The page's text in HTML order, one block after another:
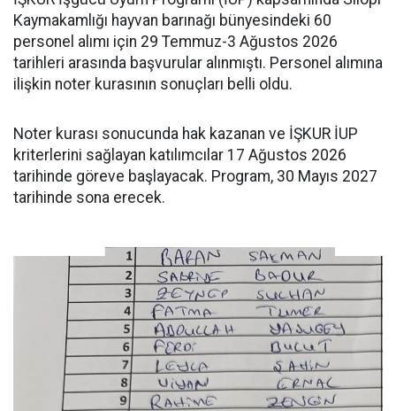
Kaymakamlığı hayvan barınağı bünyesindeki 60
personel alımı için 29 Temmuz-3 Ağustos 2026
tarihleri arasında başvurular alınmıştı. Personel alımına
ilişkin noter kurasının sonuçları belli oldu.
Noter kurası sonucunda hak kazanan ve İŞKUR İUP
kriterlerini sağlayan katılımcılar 17 Ağustos 2026
tarihinde göreve başlayacak. Program, 30 Mayıs 2027
tarihinde sona erecek.